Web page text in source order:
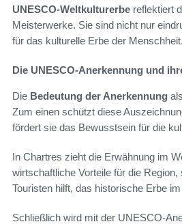
UNESCO-Weltkulturerbe reflektiert
Meisterwerke. Sie sind nicht nur
für das kulturelle Erbe der Menschheit.
Die UNESCO-Anerkennung und
Die Bedeutung der Anerkennung als
Zum einen schützt diese
fördert sie das Bewusstsein für die
In Chartres zieht die Erwähnung im
wirtschaftliche Vorteile für die
Touristen hilft, das historische Erbe
Schließlich wird mit der UNESCO-